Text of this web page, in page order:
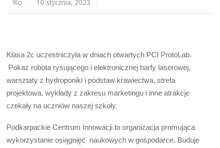
9lo 10 stycznia, 2023
Klasa 2c uczestniczyła w dniach otwartych PCI ProtoLab.
Pokaz robota rysującego i elektronicznej harfy laserowej,
warsztaty z hydroponiki i podstaw krawiectwa, strefa
projektowa, wykłady z zakresu marketingu i inne atrakcje
czekały na uczniów naszej szkoły.
Podkarpackie Centrum Innowacji to organizacja promująca
wykorzystanie osiągnięć naukowych w gospodarce. Buduje